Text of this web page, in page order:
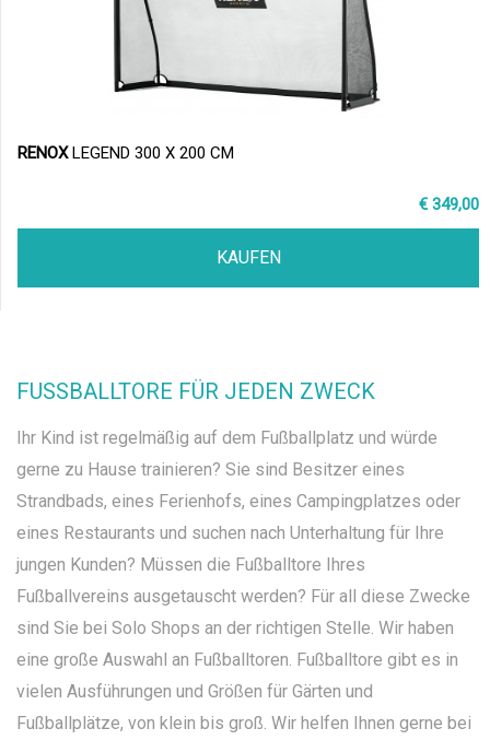
RENOXLEGEND 300 X 200 CM
€ 349,00
KAUFEN
FUSSBALLTORE FÜR JEDEN ZWECK
Ihr Kind ist regelmäßig auf dem Fußballplatz und würde
gerne zu Hause trainieren? Sie sind Besitzer eines
Strandbads, eines Ferienhofs, eines Campingplatzes oder
eines Restaurants und suchen nach Unterhaltung für Ihre
jungen Kunden? Müssen die Fußballtore Ihres
Fußballvereins ausgetauscht werden? Für all diese Zwecke
sind Sie bei Solo Shops an der richtigen Stelle. Wir haben
eine große Auswahl an Fußballtoren. Fußballtore gibt es in
vielen Ausführungen und Größen für Gärten und
Fußballplätze, von klein bis groß. Wir helfen Ihnen gerne bei